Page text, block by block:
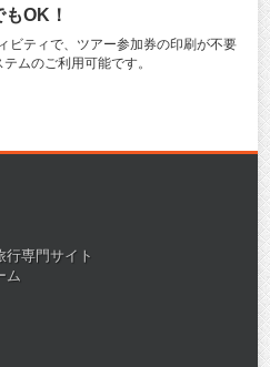
OK！
ビティで、ツアー参加券の印刷が不要
ムのご利用可能です。
行専門サイト
ム